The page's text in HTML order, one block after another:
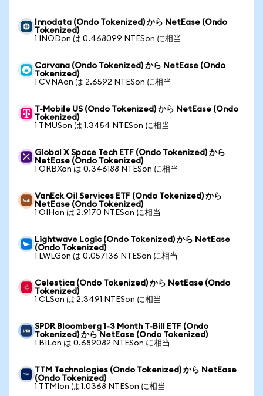
Innodata (Ondo Tokenized) から NetEase (Ondo
Tokenized)
1 INODon は 0.468099 NTESon に相当
Carvana (Ondo Tokenized) から NetEase (Ondo
Tokenized)
1 CVNAon は 2.6592 NTESon に相当
T-Mobile US (Ondo Tokenized) から NetEase (Ondo
Tokenized)
1 TMUSon は 1.3454 NTESon に相当
Global X Space Tech ETF (Ondo Tokenized) から
NetEase (Ondo Tokenized)
1 ORBXon は 0.346188 NTESon に相当
VanEck Oil Services ETF (Ondo Tokenized) から
NetEase (Ondo Tokenized)
1 OIHon は 2.9170 NTESon に相当
Lightwave Logic (Ondo Tokenized) から NetEase
(Ondo Tokenized)
1 LWLGon は 0.057136 NTESon に相当
Celestica (Ondo Tokenized) から NetEase (Ondo
Tokenized)
1 CLSon は 2.3491 NTESon に相当
SPDR Bloomberg 1-3 Month T-Bill ETF (Ondo
Tokenized) から NetEase (Ondo Tokenized)
1 BILon は 0.689082 NTESon に相当
TTM Technologies (Ondo Tokenized) から NetEase
(Ondo Tokenized)
1 TTMIon は 1.0368 NTESon に相当